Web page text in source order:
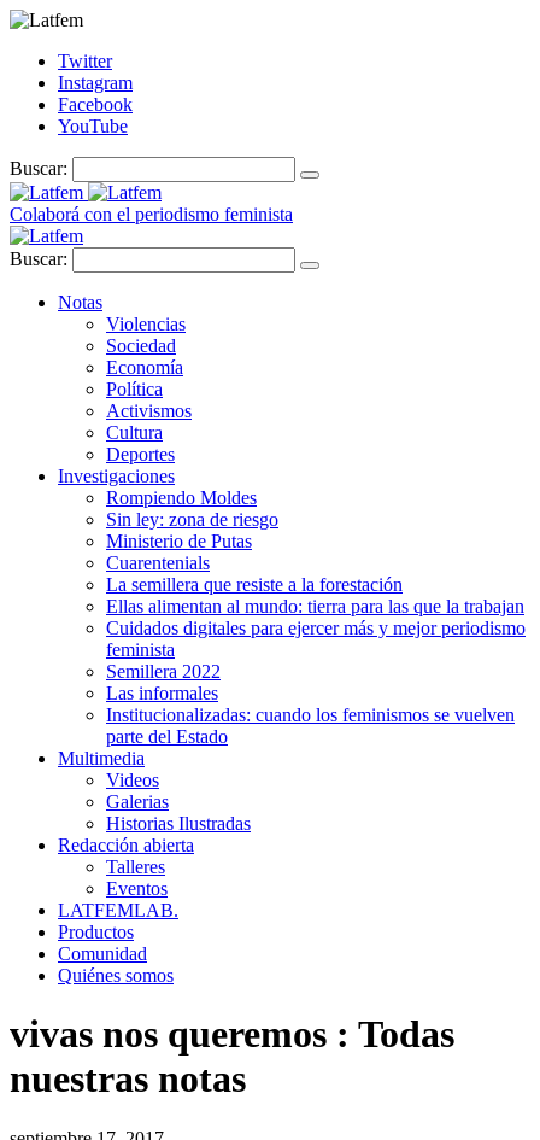
Twitter
Instagram
Facebook
YouTube
Buscar:
Colaborá con el periodismo feminista
Buscar:
Notas
Violencias
Sociedad
Economía
Política
Activismos
Cultura
Deportes
Investigaciones
Rompiendo Moldes
Sin ley: zona de riesgo
Ministerio de Putas
Cuarentenials
La semillera que resiste a la forestación
Ellas alimentan al mundo: tierra para las que la trabajan
Cuidados digitales para ejercer más y mejor periodismo
feminista
Semillera 2022
Las informales
Institucionalizadas: cuando los feminismos se vuelven
parte del Estado
Multimedia
Videos
Galerias
Historias Ilustradas
Redacción abierta
Talleres
Eventos
LATFEMLAB.
Productos
Comunidad
Quiénes somos
vivas nos queremos : Todas
nuestras notas